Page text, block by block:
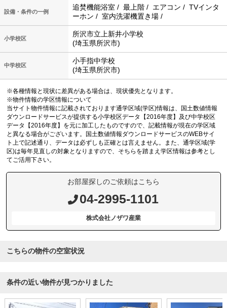
設備・条件の一例
追焚機能浴室 / 最上階 / エアコン / TVインタ
ーホン / 室内洗濯機置き場 /
小学校区
所沢市立上新井小学校
(埼玉県所沢市)
中学校区
小手指中学校
(埼玉県所沢市)
※各種情報と現状に差異がある場合は、現状優先となります。
※物件情報の学区情報について
当サイト物件情報に記載されております通学区域(学区)情報は、国土数値情報
ダウンロードサービスが提供する小学校区データ【2016年度】及び中学校区
データ【2016年度】を元に加工したものですので、記載情報が現在の学区域
と異なる場合がございます。国土数値情報ダウンロードサービスのWEBサイ
ト上で記述通り、データは必ずしも正確とは言えません。また、通学区域(学
区)は毎年見直しの対象となりますので、そちらを踏まえ学区情報は参考とし
てご活用下さい。
お部屋探しのご依頼はこちら
04-2995-1101
株式会社ノザワ産業
こちらの物件の空室状況
条件の近い物件が見つかりました